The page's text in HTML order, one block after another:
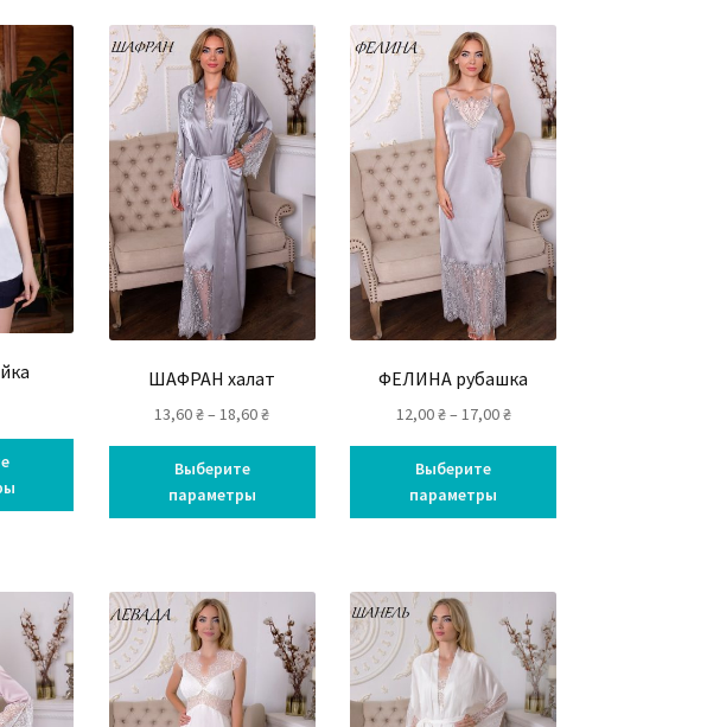
ШАФРАН халат
13,60₴– 18,60₴
Выберите
параметры
ФЕЛИНА рубашка
12,00₴– 17,00₴
Выберите
параметры